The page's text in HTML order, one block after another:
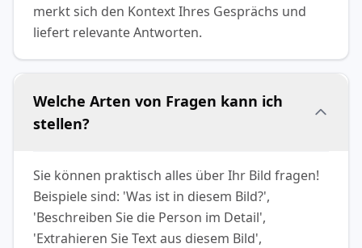
merkt sich den Kontext Ihres Gesprächs und
liefert relevante Antworten.
Welche Arten von Fragen kann ich
stellen?
Sie können praktisch alles über Ihr Bild fragen!
Beispiele sind: 'Was ist in diesem Bild?',
'Beschreiben Sie die Person im Detail',
'Extrahieren Sie Text aus diesem Bild',